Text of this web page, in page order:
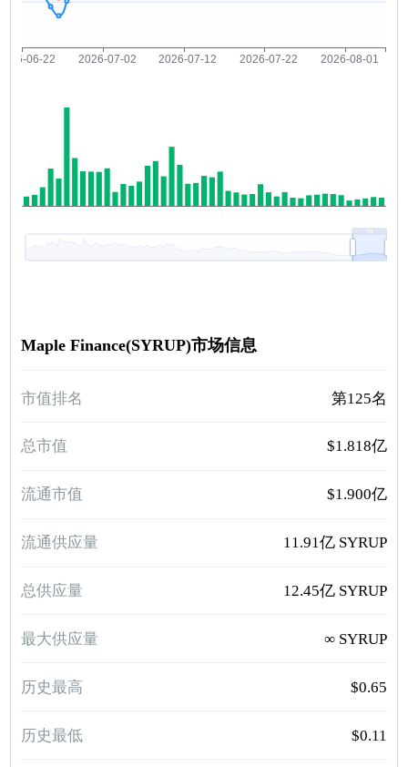
Maple Finance(SYRUP)市场信息
市值排名 第125名
总市值 $1.818亿
流通市值 $1.900亿
流通供应量 11.91亿 SYRUP
总供应量 12.45亿 SYRUP
最大供应量 ∞ SYRUP
历史最高 $0.65
历史最低 $0.11